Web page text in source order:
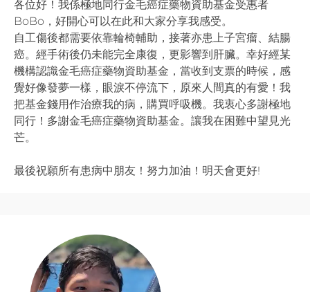
各位好！我係極地同行金毛癌症藥物資助基金受惠者
BoBo，好開心可以在此和大家分享我感受。
自工傷後都需要依靠輪椅輔助，接著亦患上子宮瘤、結腸
癌。經手術後仍未能完全康復，更影響到肝臟。幸好經某
機構認識金毛癌症藥物資助基金，當收到支票的時候，感
覺好像發夢一樣，眼淚不停流下，原來人間真的有愛！我
把基金錢用作治療我的病，購買呼吸機。我衷心多謝極地
同行！多謝金毛癌症藥物資助基金。讓我在困難中望見光
芒。
最後祝願所有患病中朋友！努力加油！明天會更好!